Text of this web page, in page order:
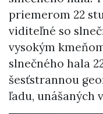
priemerom 22
viditeľné so
vysokým
slnečného hala
šesťstrannou
ľadu, unášaných